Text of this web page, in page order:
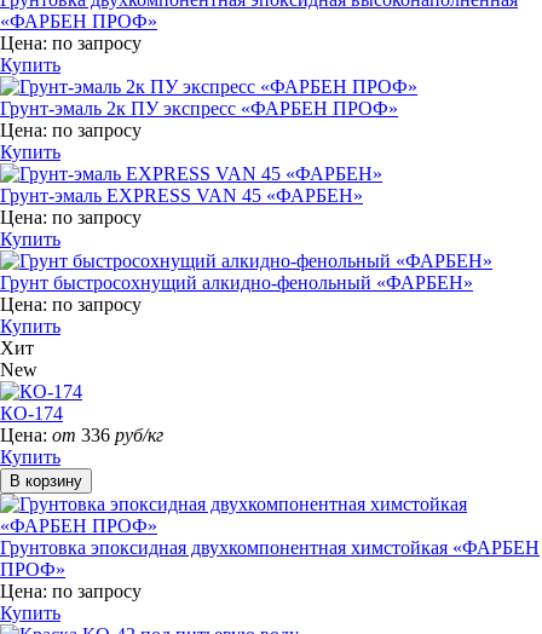
«ФАРБЕН ПРОФ»
Цена: по запросу
Купить
Грунт-эмаль 2к ПУ экспресс «ФАРБЕН ПРОФ»
Цена: по запросу
Купить
Грунт-эмаль EXPRESS VAN 45 «ФАРБЕН»
Цена: по запросу
Купить
Грунт быстросохнущий алкидно-фенольный «ФАРБЕН»
Цена: по запросу
Купить
Хит
New
КО-174
Цена: от 336 руб/кг
Купить
Грунтовка эпоксидная двухкомпонентная химстойкая «ФАРБЕН
ПРОФ»
Цена: по запросу
Купить